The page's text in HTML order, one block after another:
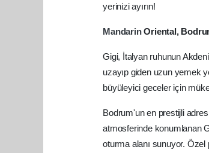
yerinizi ayırın!
MandarinOriental,
Gigi, İtalyan ruhunun
uzayıp giden uzun yemek
büyüleyici geceler için
Bodrum'un en prestijli
atmosferinde konumlanan
oturma alanı sunuyor. Özel